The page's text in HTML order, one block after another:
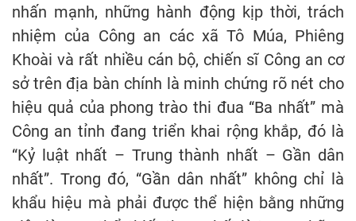
nhấn mạnh, những hành động kịp thời, trách
nhiệm của Công an các xã Tô Múa, Phiêng
Khoài và rất nhiều cán bộ, chiến sĩ Công an cơ
sở trên địa bàn chính là minh chứng rõ nét cho
hiệu quả của phong trào thi đua “Ba nhất” mà
Công an tỉnh đang triển khai rộng khắp, đó là
“Kỷ luật nhất – Trung thành nhất – Gần dân
nhất”. Trong đó, “Gần dân nhất” không chỉ là
khẩu hiệu mà phải được thể hiện bằng những